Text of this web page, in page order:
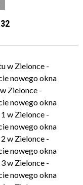
32